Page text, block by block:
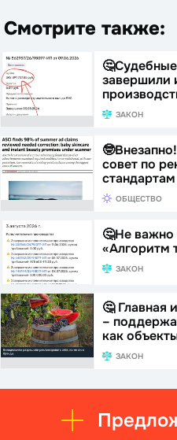
Смотрите также:
завершили
ЗАКОН
совет по
ОБЩЕСТВО
🤔Не
«Алгоритм
ЗАКОН
🤔 Главная
–
как
ЗАКОН